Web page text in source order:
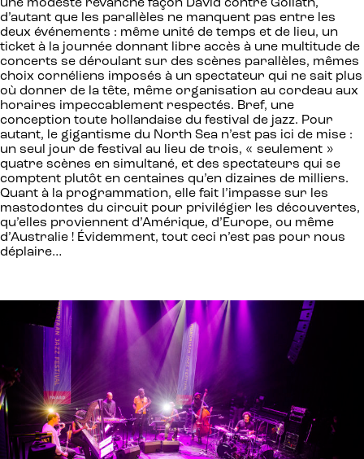
une modeste revanche façon David contre Goliath,
d’autant que les parallèles ne manquent pas entre les
deux événements : même unité de temps et de lieu, un
ticket à la journée donnant libre accès à une multitude de
concerts se déroulant sur des scènes parallèles, mêmes
choix cornéliens imposés à un spectateur qui ne sait plus
où donner de la tête, même organisation au cordeau aux
horaires impeccablement respectés. Bref, une
conception toute hollandaise du festival de jazz. Pour
autant, le gigantisme du North Sea n’est pas ici de mise :
un seul jour de festival au lieu de trois, « seulement »
quatre scènes en simultané, et des spectateurs qui se
comptent plutôt en centaines qu’en dizaines de milliers.
Quant à la programmation, elle fait l’impasse sur les
mastodontes du circuit pour privilégier les découvertes,
qu’elles proviennent d’Amérique, d’Europe, ou même
d’Australie ! Évidemment, tout ceci n’est pas pour nous
déplaire…